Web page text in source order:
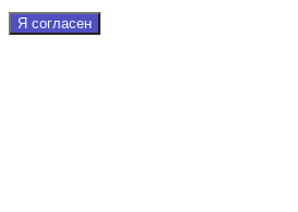
Я согласен